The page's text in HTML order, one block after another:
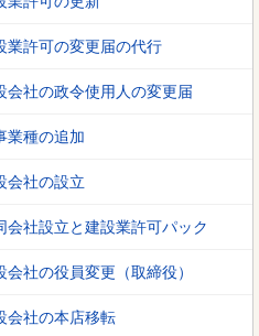
業許可の変更届の代行
会社の政令使用人の変更届
業種の追加
会社の設立
会社設立と建設業許可パック
会社の役員変更（取締役）
会社の本店移転